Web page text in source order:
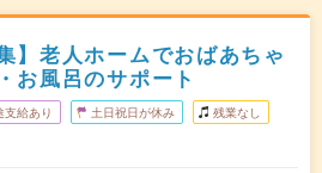
】老人ホームでおばあちゃ
お風呂のサポート
支給あり 土日祝日が休み 残業なし